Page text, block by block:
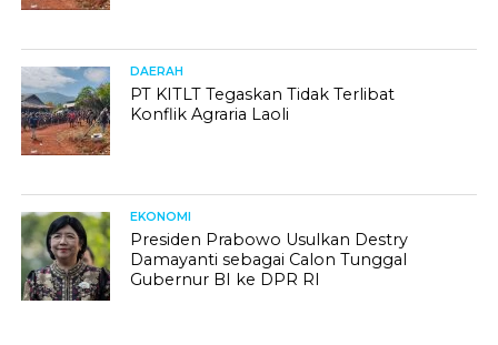
DAERAH
PT KITLT Tegaskan Tidak Terlibat
Konflik Agraria Laoli
EKONOMI
Presiden Prabowo Usulkan Destry
Damayanti sebagai Calon Tunggal
Gubernur BI ke DPR RI